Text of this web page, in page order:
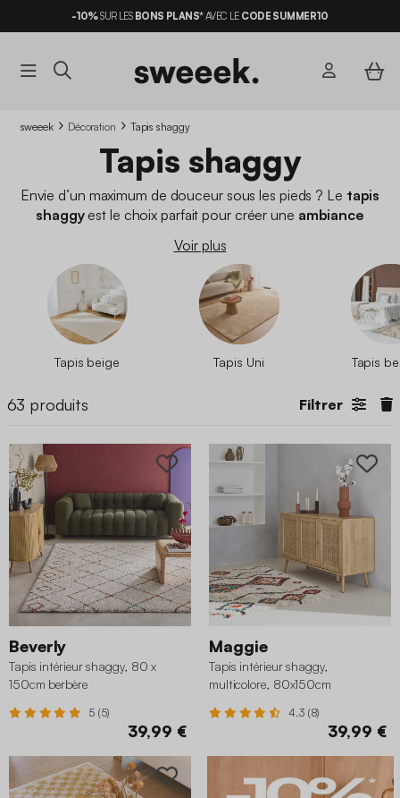
-10%SUR LES BONS PLANS*AVEC LE CODE SUMMER10
LIVRAISON OFFERTE*
sweeek Décoration Tapis shaggy
Tapis shaggy
Envie d’un maximum de douceur sous les pieds ? Le tapis
shaggyest le choix parfait pour créer une ambiance
moelleuses, il invite immédiatement à la détente. Un
indispensable parmi nos modèles detapis
transformer
votre intérieur en véritable cocon
Voir plus
Tapis beige Tapis Uni Tapis
63 produits Filtrer
Beverly
Tapis intérieur shaggy, 80 x
150cm berbère
5 (5)
39,99 €
Maggie
Tapis intérieur shaggy,
multicolore, 80x150cm
4.3 (8)
39,99 €